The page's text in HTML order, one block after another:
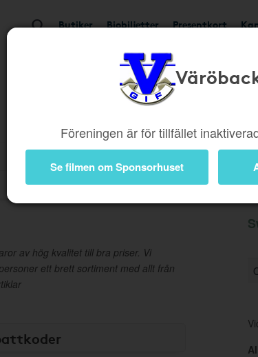
Butiker Biobiljetter Presentkort
Föreningen är för tillfället
Se filmen om Sponsorhuset
av hög kvalitet till bra priser. Vi
ett brett sortiment med allt från